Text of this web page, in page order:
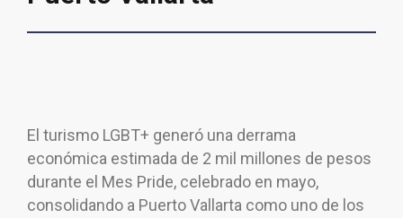
El turismo LGBT+ generó una derrama
económica estimada de 2 mil millones de pesos
durante el Mes Pride, celebrado en mayo,
consolidando a Puerto Vallarta como uno de los